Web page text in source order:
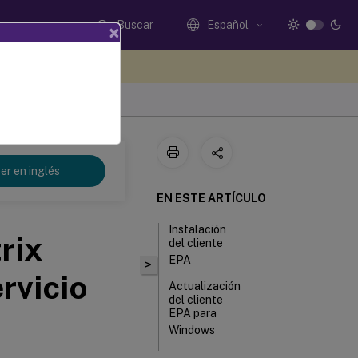
Buscar Español
en inglés
>
EN ESTE ARTÍCULO
Instalación
del cliente
EPA
Actualización
del cliente
EPA para
Windows
×